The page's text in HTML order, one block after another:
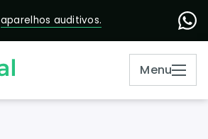
aparelhos auditivos.
Menu